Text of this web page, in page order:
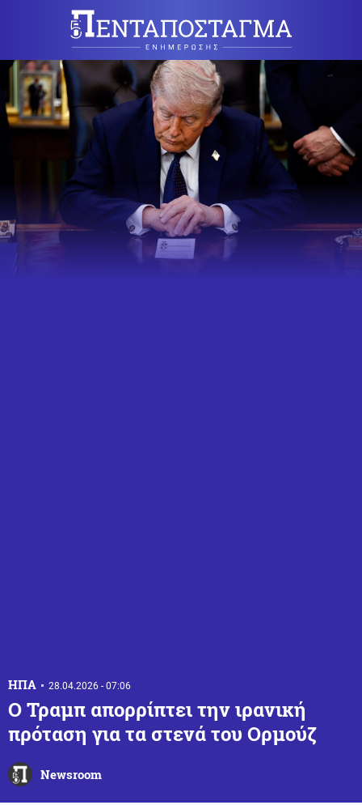
ΗΠΑ 28.04.2026 - 07:06
Ο Τραμπ απορρίπτει την ιρανική
πρόταση για τα στενά του Ορμούζ
Newsroom